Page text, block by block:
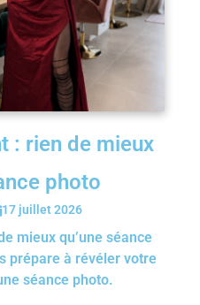
: rien de mieux
photo
17 juillet 2026
mieux qu’une séance
prépare à révéler votre
séance photo.